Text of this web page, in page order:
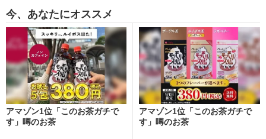
今、あなたにオススメ
アマゾン1位「このお茶ガチで
す」噂のお茶
アマゾン1位「このお茶ガチで
す」噂のお茶